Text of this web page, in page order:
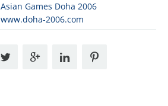
Asian Games Doha 2006
www.doha-2006.com